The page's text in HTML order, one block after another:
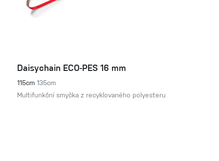
Daisychain ECO-PES 16 mm
115cm 135cm
Multifunkční smyčka z recyklovaného polyesteru